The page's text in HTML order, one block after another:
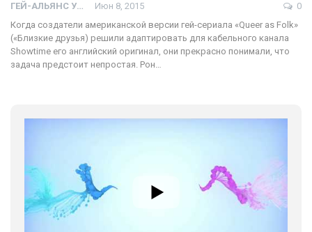
ГЕЙ-АЛЬЯНС УКРАИНА Июн 8, 2015
0
Когда создатели американской версии гей-сериала «Queer as Folk»
(«Близкие друзья) решили адаптировать для кабельного канала
Showtime его английский оригинал, они прекрасно понимали, что
задача предстоит непростая. Рон…